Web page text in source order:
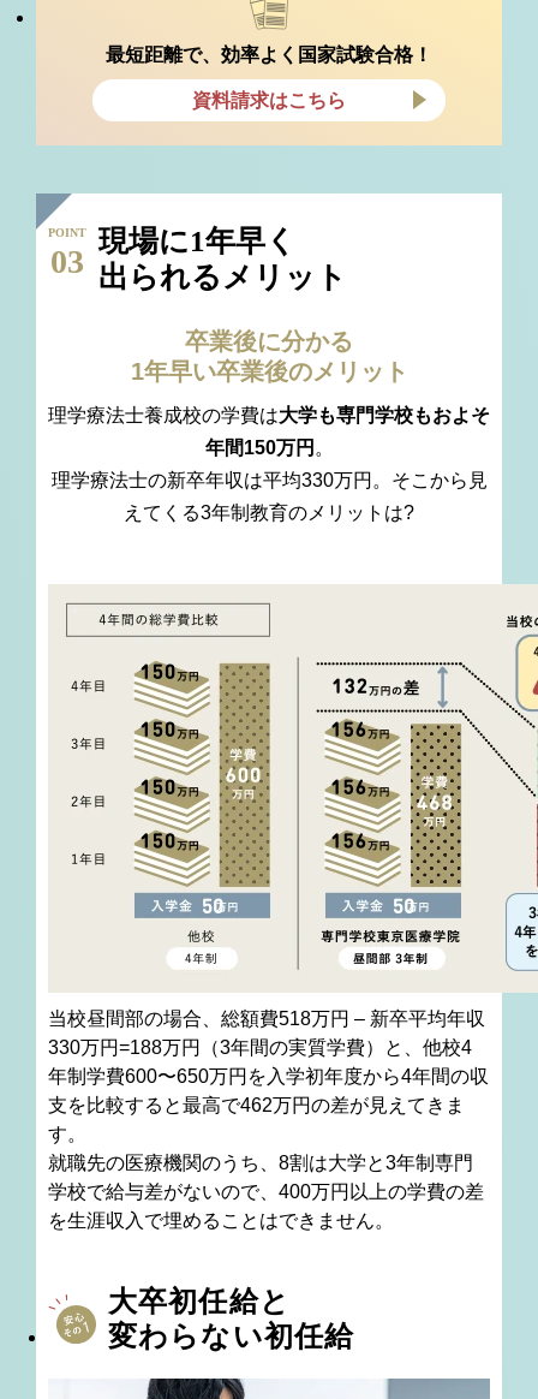
最短距離で、効率よく国家試験合格！
資料請求はこちら
POINT
03
現場に1年早く
出られるメリット
卒業後に分かる
1年早い卒業後のメリット
理学療法士養成校の学費は大学も専門学校もおよそ
年間150万円 。
理学療法士の新卒年収は平均330万円。そこから見
えてくる3年制教育のメリットは?
当校昼間部の場合、総額費518万円 – 新卒平均年収
330万円=188万円（3年間の実質学費）と、 他校4
年制学費600〜650万円を入学初年度から4年間の収
支を比較すると最高で462万円の差が見えてきま
す。
就職先の医療機関のうち、8割は大学と3年制専門
学校で給与差がないので、 400万円以上の学費の差
を生涯収入で埋めることはできません。
大卒初任給と
変わらない初任給